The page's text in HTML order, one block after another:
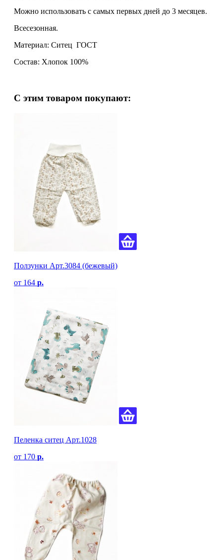
Можно использовать с самых первых дней до 3 месяцев.
Всесезонная.
Материал: Ситец ГОСТ
Состав: Хлопок 100%
С этим товаром покупают:
Ползунки Арт.3084 (бежевый)
от 164 р.
Пеленка ситец Арт.1028
от 170 р.